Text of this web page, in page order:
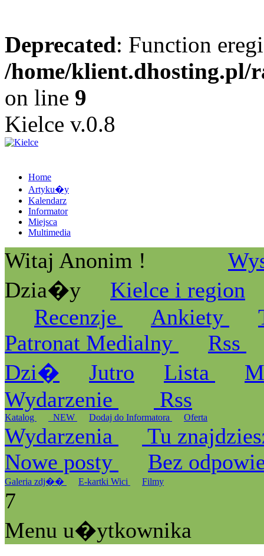
Deprecated: Function
/home/klient.dhosting.pl/
on line 9
Kielce v.0.8
Home
Artyku�y
Kalendarz
Informator
Miejsca
Multimedia
Witaj Anonim !
Dzia�y
Kielce i region
Recenzje
Ankiety
Patronat Medialny
Rss
Dzi�
Jutro Lista
Wydarzenie
Rss
Katalog _NEW Dodaj do Informatora Oferta
Wydarzenia
Tu
Nowe posty
Bez
Galeria zdj�� E-kartki Wici Filmy
7
Menu u�ytkownika